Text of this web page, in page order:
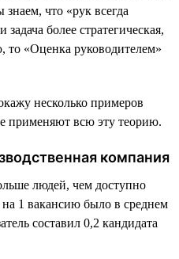
знаем, что «рук всегда
более стратегическая,
то «Оценка руководителем»
несколько примеров
применяют всю эту теорию.
компания
людей, чем доступно
1 вакансию было в среднем
составил 0,2 кандидата